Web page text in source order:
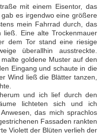
mit einem Eisentor, das
es irgendwo eine größere
mein Fahrrad durch, das
ließ. Eine alte Trockenmauer
dem Tor stand eine riesige
überallhin ausstreckte.
goldene Muster auf den
Eingang und schaute in die
Wind ließ die Blätter tanzen,
und ich lief durch den
lichteten sich und ich
das mich sprachlos
Fassaden rankten
Violett der Blüten verlieh der